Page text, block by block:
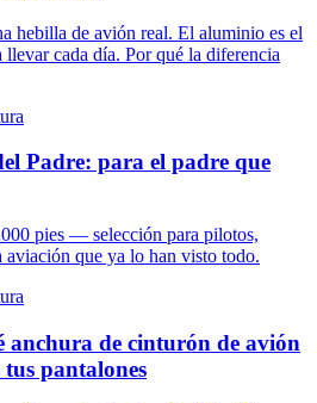
hebilla de avión real. El aluminio es el
cada día. Por qué la diferencia
Padre: para el padre que
pies — selección para pilotos,
aviación que ya lo han visto todo.
anchura de cinturón de avión
pantalones